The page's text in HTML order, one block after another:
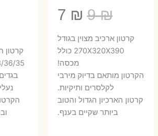
9₪
המחיר
המקורי
היה:
9 ₪.
7 ₪
הנוכחי
הוא:
קרטון ארכיב מצוין בגודל
270X320X390 כולל
מכסה!
הקרטון מותאם בדיוק מירבי
לקלסרים ותיקיות.
קרטון הארכיון הגדול והטוב
ביותר שקיים בענף.
קרטון